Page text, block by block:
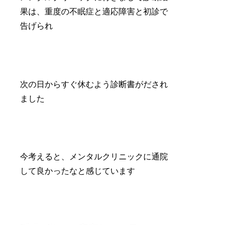
果は、重度の不眠症と適応障害と初診で
告げられ
次の日からすぐ休むよう診断書がだされ
ました
今考えると、メンタルクリニックに通院
して良かったなと感じています